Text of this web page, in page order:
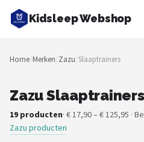
Kidsleep Webshop
Zoeken
NAVIGATIE
Merken
Home/Merken/Zazu/Slaaptrainers
Zazu
19 producten· € 17,90 – € 125,95 ·
Zazu producten